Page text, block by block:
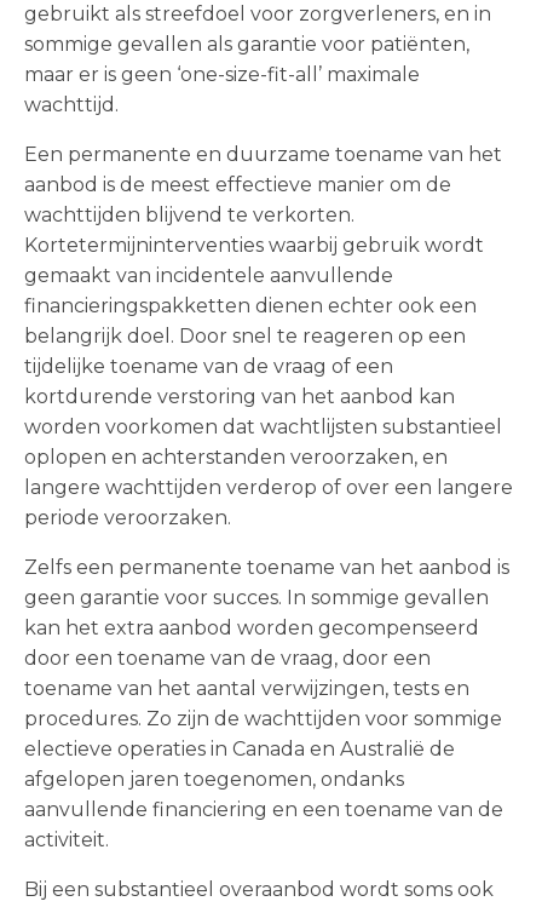
gebruikt als streefdoel voor zorgverleners, en in
sommige gevallen als garantie voor patiënten,
maar er is geen ‘one-size-fit-all’ maximale
wachttijd.
Een permanente en duurzame toename van het
aanbod is de meest effectieve manier om de
wachttijden blijvend te verkorten.
Kortetermijninterventies waarbij gebruik wordt
gemaakt van incidentele aanvullende
financieringspakketten dienen echter ook een
belangrijk doel. Door snel te reageren op een
tijdelijke toename van de vraag of een
kortdurende verstoring van het aanbod kan
worden voorkomen dat wachtlijsten substantieel
oplopen en achterstanden veroorzaken, en
langere wachttijden verderop of over een langere
periode veroorzaken.
Zelfs een permanente toename van het aanbod is
geen garantie voor succes. In sommige gevallen
kan het extra aanbod worden gecompenseerd
door een toename van de vraag, door een
toename van het aantal verwijzingen, tests en
procedures. Zo zijn de wachttijden voor sommige
electieve operaties in Canada en Australië de
afgelopen jaren toegenomen, ondanks
aanvullende financiering en een toename van de
activiteit.
Bij een substantieel overaanbod wordt soms ook